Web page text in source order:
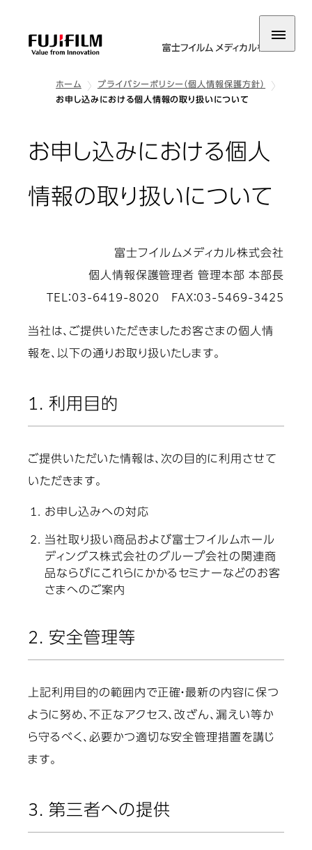
ホーム
プライバシーポリシー（個人情報保護方針）
お申し込みにおける個人情報の取り扱いについて
お申し込みにおける個人
情報の取り扱いについて
富士フイルムメディカル株式会社
個人情報保護管理者 管理本部 本部長
TEL：03-6419-8020 FAX：03-5469-3425
当社は、ご提供いただきましたお客さまの個人情
報を、以下の通りお取り扱いたします。
1. 利用目的
ご提供いただいた情報は、次の目的に利用させて
いただきます。
お申し込みへの対応
当社取り扱い商品および富士フイルムホール
ディングス株式会社のグループ会社の関連商
品ならびにこれらにかかるセミナーなどのお客
さまへのご案内
2. 安全管理等
上記利用目的の範囲内で正確・最新の内容に保つ
ように努め、不正なアクセス、改ざん、漏えい等か
ら守るべく、必要かつ適切な安全管理措置を講じ
ます。
3. 第三者への提供